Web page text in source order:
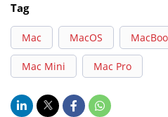
Tag
Mac MacOS
Mac Mini Mac Pro